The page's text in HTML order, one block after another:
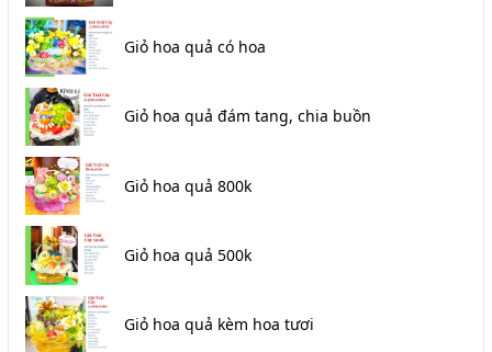
Giỏ hoa quả có hoa
Giỏ hoa quả đám tang, chia buồn
Giỏ hoa quả 800k
Giỏ hoa quả 500k
Giỏ hoa quả kèm hoa tươi